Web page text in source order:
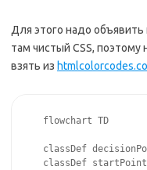
Для этого надо объявить
там чистый CSS,
взять из
flowchart TD
classDef
classDef